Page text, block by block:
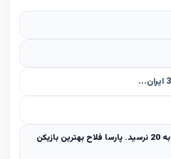
امتیازات جوانان ایران در نیمه دوم به 20 نرسید. پارسا فلاح بهترین بازیکن